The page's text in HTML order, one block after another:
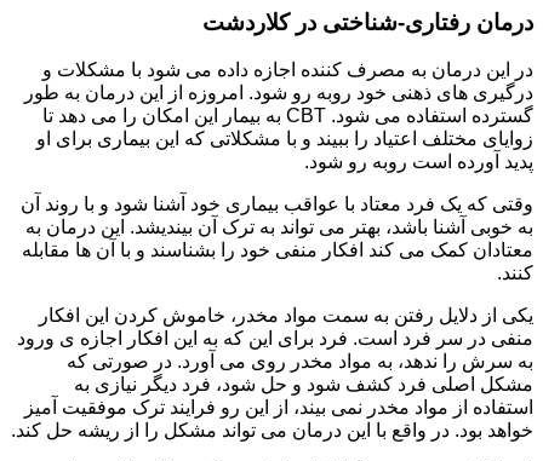
درمان رفتاری-شناختی در کلاردشت
در این درمان به مصرف کننده اجازه داده می شود با مشکلات و
درگیری های ذهنی خود روبه رو شود. امروزه از این درمان به طور
گسترده استفاده می شود. CBT به بیمار این امکان را می دهد تا
زوایای مختلف اعتیاد را ببیند و با مشکلاتی که این بیماری برای او
پدید آورده است روبه رو شود.
وقتی که یک فرد معتاد با عواقب بیماری خود آشنا شود و با روند آن
به خوبی آشنا باشد، بهتر می تواند به ترک آن بیندیشد. این درمان به
معتادان کمک می کند افکار منفی خود را بشناسند و با آن ها مقابله
کنند.
یکی از دلایل رفتن به سمت مواد مخدر، خاموش کردن این افکار
منفی در سر فرد است. فرد برای این که به این افکار اجازه ی ورود
به سرش را ندهد، به مواد مخدر روی می آورد. در صورتی که
مشکل اصلی فرد کشف شود و حل شود، فرد دیگر نیازی به
استفاده از مواد مخدر نمی بیند، از این رو فرایند ترک موفقیت آمیز
خواهد بود. در واقع با این درمان می تواند مشکل را از ریشه حل کند.